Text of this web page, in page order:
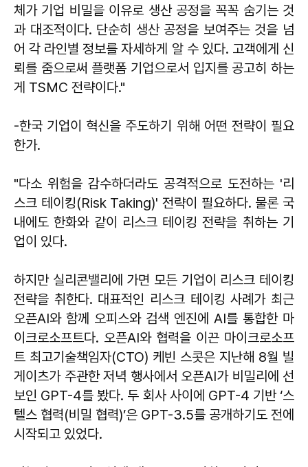
체가 기업 비밀을 이유로 생산 공정을 꼭꼭 숨기는 것
과 대조적이다. 단순히 생산 공정을 보여주는 것을 넘
어 각 라인별 정보를 자세하게 알 수 있다. 고객에게 신
뢰를 줌으로써 플랫폼 기업으로서 입지를 공고히 하는
게 TSMC 전략이다."
-한국 기업이 혁신을 주도하기 위해 어떤 전략이 필요
한가.
"다소 위험을 감수하더라도 공격적으로 도전하는 '리
스크 테이킹(Risk Taking)' 전략이 필요하다. 물론 국
내에도 한화와 같이 리스크 테이킹 전략을 취하는 기
업이 있다.
하지만 실리콘밸리에 가면 모든 기업이 리스크 테이킹
전략을 취한다. 대표적인 리스크 테이킹 사례가 최근
오픈AI와 함께 오피스와 검색 엔진에 AI를 통합한 마
이크로소프트다. 오픈AI와 협력을 이끈 마이크로소프
트 최고기술책임자(CTO) 케빈 스콧은 지난해 8월 빌
게이츠가 주관한 저녁 행사에서 오픈AI가 비밀리에 선
보인 GPT-4를 봤다. 두 회사 사이에 GPT-4 기반 ‘스
텔스 협력(비밀 협력)’은 GPT-3.5를 공개하기도 전에
시작되고 있었다.